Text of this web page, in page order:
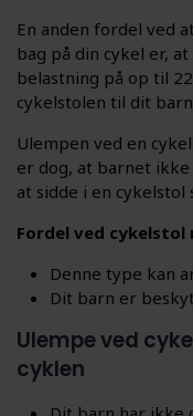
En anden fordel ved
bag på din cykel er,
belastning på op til
cykelstolen til dit
Ulempen ved en
er dog, at barnet
at sidde i en
Fordel ved
Denne type kan
Dit barn er
Ulempe ved
cyklen